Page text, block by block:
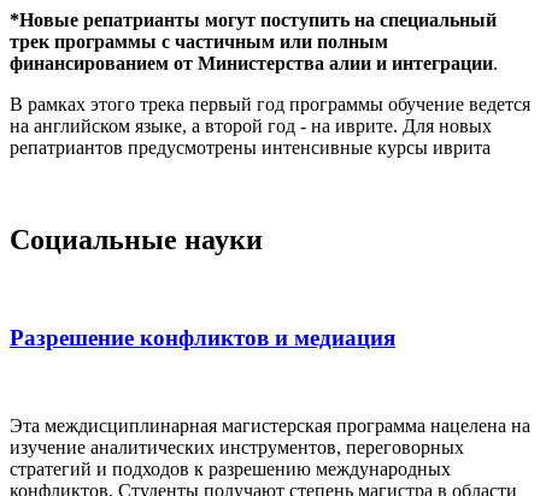
*Новые репатрианты могут поступить на специальный
трек программы с частичным или полным
финансированием от Министерства алии и интеграции.
В рамках этого трека первый год программы обучение ведется
на английском языке, а второй год - на иврите. Для новых
репатриантов предусмотрены интенсивные курсы иврита
Социальные науки
Разрешение конфликтов и медиация
Эта междисциплинарная магистерская программа нацелена на
изучение аналитических инструментов, переговорных
стратегий и подходов к разрешению международных
конфликтов. Студенты получают степень магистра в области